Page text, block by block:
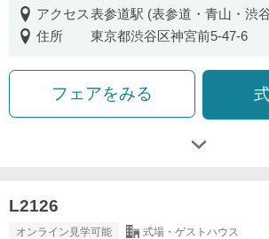
アクセス表参道駅 (表参道・青山・渋
住所
東京都渋谷区神宮前5-47-6
フェアをみる
L2126
オンライン見学可能 式場・ゲストハウス